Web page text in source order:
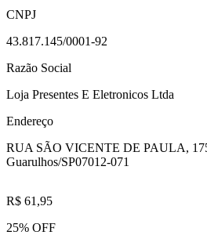
CNPJ
43.817.145/0001-92
Razão Social
Loja Presentes E Eletronicos Ltda
Endereço
RUA SÃO VICENTE DE PAULA,
Guarulhos/SP07012-071
R$ 61,95
25% OFF